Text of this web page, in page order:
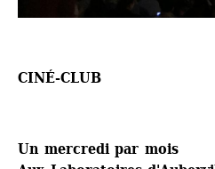
CINÉ-CLUB
Un mercredi par mois